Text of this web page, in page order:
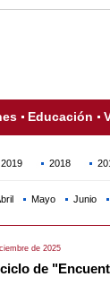
Educación
2019 2018
Mayo Junio
de 2025
de